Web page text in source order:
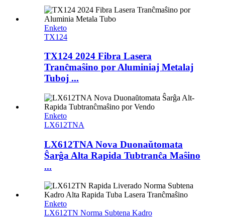
Enketo
TX124
TX124 2024 Fibra Lasera
Tranĉmaŝino por Aluminiaj Metalaj
Tuboj ...
Enketo
LX612TNA
LX612TNA Nova Duonaŭtomata
Ŝarĝa Alta Rapida Tubtranĉa Maŝino
...
Enketo
LX612TN Norma Subtena Kadro